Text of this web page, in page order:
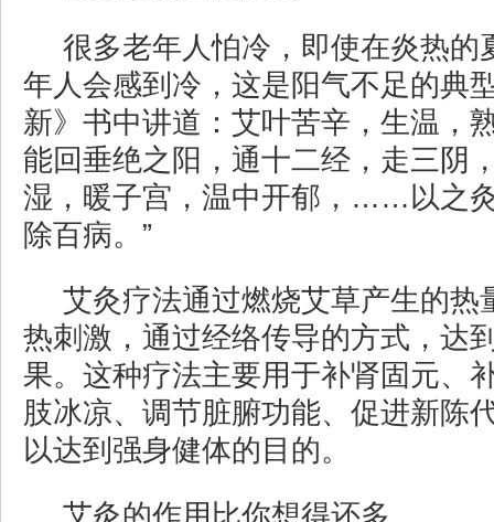
很多老年人怕冷，即使在炎热的
年人会感到冷，这是阳气不足的典
新》书中讲道：艾叶苦辛，生温，
能回垂绝之阳，通十二经，走三阴
湿，暖子宫，温中开郁，……以之
除百病。”
艾灸疗法通过燃烧艾草产生的热
热刺激，通过经络传导的方式，达
果。这种疗法主要用于补肾固元、
肢冰凉、调节脏腑功能、促进新陈
以达到强身健体的目的。
艾灸的作用比你想得还多